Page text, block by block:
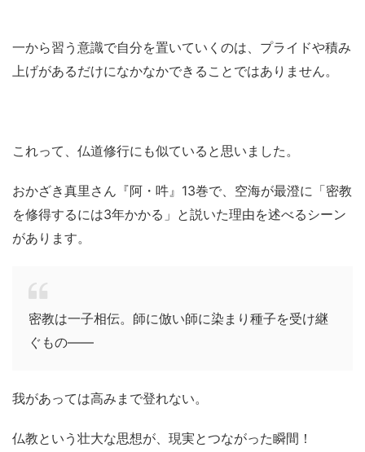
一から習う意識で自分を置いていくのは、プライドや積み
上げがあるだけになかなかできることではありません。
これって、仏道修行にも似ていると思いました。
おかざき真里さん『阿・吽』13巻で、空海が最澄に「密教
を修得するには3年かかる」と説いた理由を述べるシーン
があります。
密教は一子相伝。師に倣い師に染まり種子を受け継
ぐもの――
我があっては高みまで登れない。
仏教という壮大な思想が、現実とつながった瞬間！